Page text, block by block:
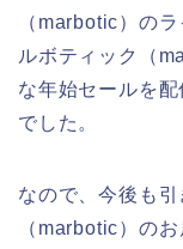
（marbotic）の
ルボティック（
な年始セールを
でした。
なので、今後も
（marbotic）の